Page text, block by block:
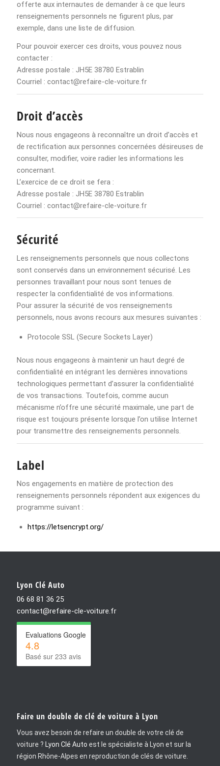
offerte aux internautes de demander à ce que leurs
renseignements personnels ne figurent plus, par
exemple, dans une liste de diffusion.
Pour pouvoir exercer ces droits, vous pouvez nous
contacter :
Adresse postale : JH5E 38780 Estrablin
Courriel : contact@refaire-cle-voiture.fr
Droit d’accès
Nous nous engageons à reconnaître un droit d’accès et
de rectification aux personnes concernées désireuses de
consulter, modifier, voire radier les informations les
concernant.
L’exercice de ce droit se fera :
Adresse postale : JH5E 38780 Estrablin
Courriel : contact@refaire-cle-voiture.fr
Sécurité
Les renseignements personnels que nous collectons
sont conservés dans un environnement sécurisé. Les
personnes travaillant pour nous sont tenues de
respecter la confidentialité de vos informations.
Pour assurer la sécurité de vos renseignements
personnels, nous avons recours aux mesures suivantes :
Protocole SSL (Secure Sockets Layer)
Nous nous engageons à maintenir un haut degré de
confidentialité en intégrant les dernières innovations
technologiques permettant d’assurer la confidentialité
de vos transactions. Toutefois, comme aucun
mécanisme n’offre une sécurité maximale, une part de
risque est toujours présente lorsque l’on utilise Internet
pour transmettre des renseignements personnels.
Label
Nos engagements en matière de protection des
renseignements personnels répondent aux exigences du
programme suivant :
https://letsencrypt.org/
Lyon Clé Auto
06 68 81 36 25
contact@refaire-cle-voiture.fr
Evaluations Google
4.8
Basé sur 233 avis
Faire un double de clé de voiture à Lyon
Vous avez besoin de refaire un double de votre clé de
voiture ? Lyon Clé Auto est le spécialiste à Lyon et sur la
région Rhône-Alpes en reproduction de clés de voiture.